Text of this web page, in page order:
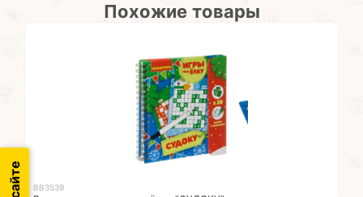
Похожие товары
ВВ3539